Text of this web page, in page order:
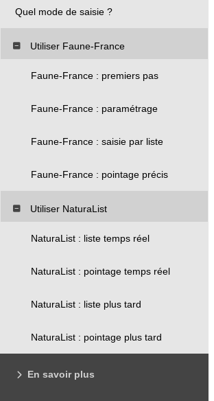
Quel mode de saisie ?
Utiliser Faune-France
Faune-France : premiers pas
Faune-France : paramétrage
Faune-France : saisie par liste
Faune-France : pointage précis
Utiliser NaturaList
NaturaList : liste temps réel
NaturaList : pointage temps réel
NaturaList : liste plus tard
NaturaList : pointage plus tard
En savoir plus